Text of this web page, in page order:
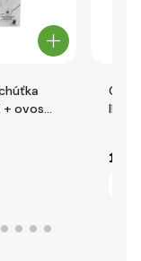
+ ovos
lízací
1